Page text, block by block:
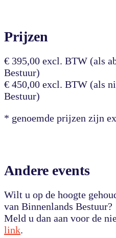
Prijzen
€ 395,00 excl. BTW (als
Bestuur)
€ 450,00 excl. BTW (als
Bestuur)
* genoemde prijzen zijn
Andere events
Wilt u op de hoogte
van Binnenlands Bestuur?
Meld u dan aan voor de
link.